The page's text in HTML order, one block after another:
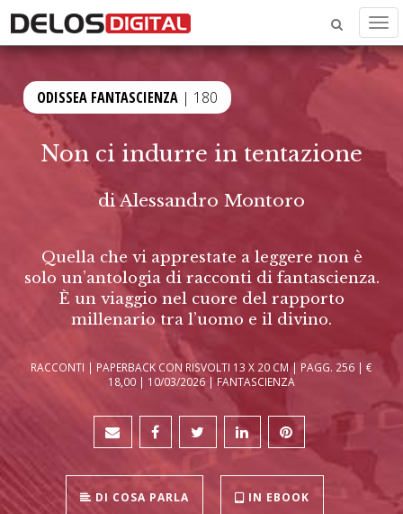
ODISSEA FANTASCIENZA | 180
Non ci indurre in tentazione
diAlessandro Montoro
Quella che vi apprestate a leggere non è
solo un’antologia di racconti di fantascienza.
È un viaggio nel cuore del rapporto
millenario tra l’uomo e il divino.
RACCONTI | PAPERBACK CON RISVOLTI 13 X 20 CM | PAGG. 256 | €
18,00 | 10/03/2026 | FANTASCIENZA
DI COSA PARLA IN EBOOK